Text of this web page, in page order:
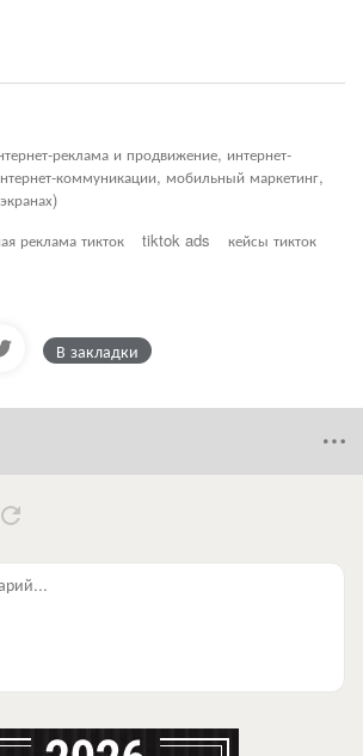
реклама и продвижение, интернет-
коммуникации, мобильный маркетинг,
реклама тикток tiktok ads
кейсы тикток
В закладки